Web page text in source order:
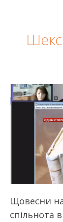
Щовесни
спільнота